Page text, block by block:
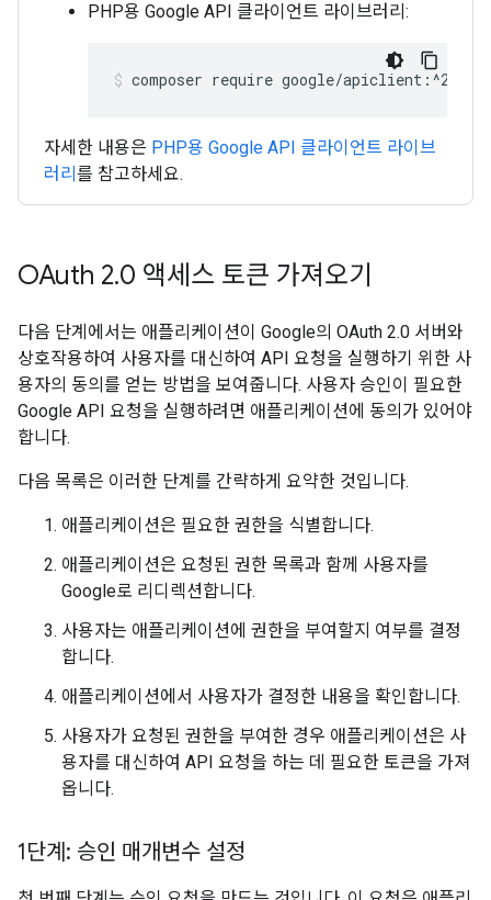
PHP용 Google API 클라이언트 라이브러리:
composer require google/
자세한 내용은 PHP용 Google API 클라이언트 라이브
러리 를 참고하세요.
OAuth 2.0 액세스 토큰 가져오기
다음 단계에서는 애플리케이션이 Google의 OAuth 2.0 서버와
상호작용하여 사용자를 대신하여 API 요청을 실행하기 위한 사
용자의 동의를 얻는 방법을 보여줍니다. 사용자 승인이 필요한
Google API 요청을 실행하려면 애플리케이션에 동의가 있어야
합니다.
다음 목록은 이러한 단계를 간략하게 요약한 것입니다.
애플리케이션은 필요한 권한을 식별합니다.
애플리케이션은 요청된 권한 목록과 함께 사용자를
Google로 리디렉션합니다.
사용자는 애플리케이션에 권한을 부여할지 여부를 결정
합니다.
애플리케이션에서 사용자가 결정한 내용을 확인합니다.
사용자가 요청된 권한을 부여한 경우 애플리케이션은 사
용자를 대신하여 API 요청을 하는 데 필요한 토큰을 가져
옵니다.
1단계: 승인 매개변수 설정